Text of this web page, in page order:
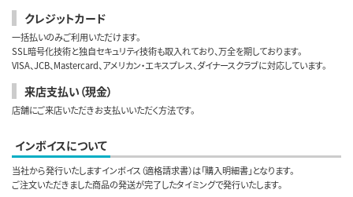
クレジットカード
一括払いのみご利用いただけます。
SSL暗号化技術と独自セキュリティ技術も取入れており、万全を期しております。
VISA、JCB、Mastercard、アメリカン・エキスプレス、ダイナースクラブに対応しています。
来店支払い（現金）
店舗にご来店いただきお支払いいただく方法です。
インボイスについて
当社から発行いたしますインボイス（適格請求書）は「購入明細書」となります。
ご注文いただきました商品の発送が完了したタイミングで発行いたします。